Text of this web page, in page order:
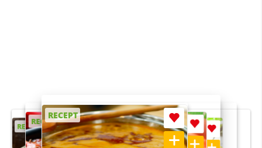
RECEPT
RECEPT
RECEPT
RECEPT
RECEPT